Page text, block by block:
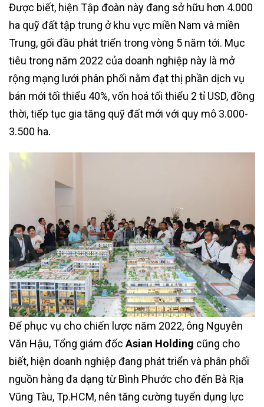
Được biết, hiện Tập đoàn này đang sở hữu hơn 4.000
ha quỹ đất tập trung ở khu vực miền Nam và miền
Trung, gối đầu phát triển trong vòng 5 năm tới. Mục
tiêu trong năm 2022 của doanh nghiệp này là mở
rộng mạng lưới phân phối nằm đạt thị phần dịch vụ
bán mới tối thiểu 40%, vốn hoá tối thiểu 2 tỉ USD, đồng
thời, tiếp tục gia tăng quỹ đất mới với quy mô 3.000-
3.500 ha.
Để phục vụ cho chiến lược năm 2022, ông Nguyễn
Văn Hậu, Tổng giám đốc Asian Holding cũng cho
biết, hiện doanh nghiệp đang phát triển và phân phối
nguồn hàng đa dạng từ Bình Phước cho đến Bà Rịa
Vũng Tàu, Tp.HCM, nên tăng cường tuyển dụng lực